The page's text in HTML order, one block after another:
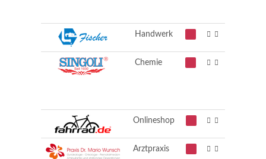
Handwerk
Chemie
Onlineshop
Arztpraxis